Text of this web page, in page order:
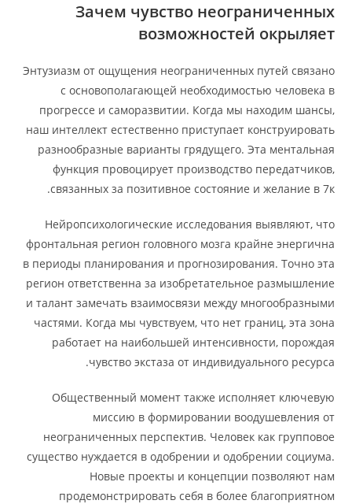
Зачем чувство неограниченных
возможностей окрыляет
Энтузиазм от ощущения неограниченных путей связано
с основополагающей необходимостью человека в
прогрессе и саморазвитии. Когда мы находим шансы,
наш интеллект естественно приступает конструировать
разнообразные варианты грядущего. Эта ментальная
функция провоцирует производство передатчиков,
связанных за позитивное состояние и желание в 7к.
Нейропсихологические исследования выявляют, что
фронтальная регион головного мозга крайне энергична
в периоды планирования и прогнозирования. Точно эта
регион ответственна за изобретательное размышление
и талант замечать взаимосвязи между многообразными
частями. Когда мы чувствуем, что нет границ, эта зона
работает на наибольшей интенсивности, порождая
чувство экстаза от индивидуального ресурса.
Общественный момент также исполняет ключевую
миссию в формировании воодушевления от
неограниченных перспектив. Человек как групповое
существо нуждается в одобрении и одобрении социума.
Новые проекты и концепции позволяют нам
продемонстрировать себя в более благоприятном